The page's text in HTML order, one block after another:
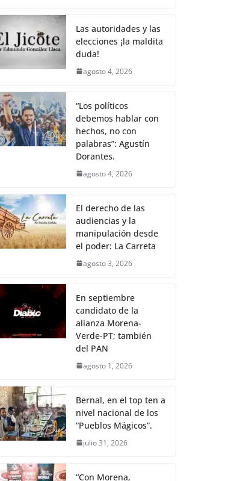
Las autoridades y las
elecciones ¡la maldita
duda!
agosto 4, 2026
“Los políticos
debemos hablar con
hechos, no con
palabras”: Agustín
Dorantes.
agosto 4, 2026
El derecho de las
audiencias y la
manipulación desde
el poder: La Carreta
agosto 3, 2026
En septiembre
candidato de la
alianza Morena-
Verde-PT; también
del PAN
agosto 1, 2026
Bernal, en el top ten a
nivel nacional de los
“Pueblos Mágicos”.
julio 31, 2026
“Con Morena,